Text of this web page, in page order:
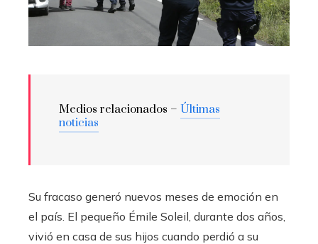
Medios relacionados – Últimas
noticias
Su fracaso generó nuevos meses de emoción en
el país. El pequeño Émile Soleil, durante dos años,
vivió en casa de sus hijos cuando perdió a su